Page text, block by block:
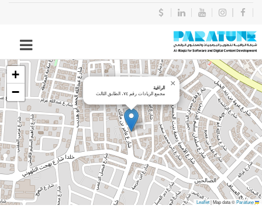
الراقية
مجمع الزيادات رقم ٧٤، الطابق الثالث
×
+
−
Leaflet
|Map data ©Paratune